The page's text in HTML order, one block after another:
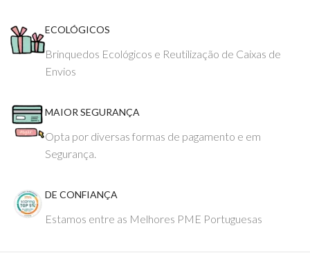
ECOLÓGICOS
Brinquedos Ecológicos e Reutilização de Caixas de
Envios
MAIOR SEGURANÇA
Opta por diversas formas de pagamento e em
Segurança.
DE CONFIANÇA
Estamos entre as Melhores PME Portuguesas